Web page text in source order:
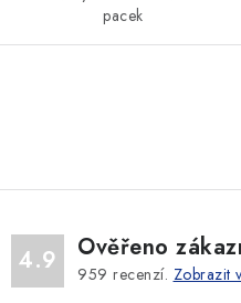
pacek
á
d
a
c
4.9 Ověřeno
959 recenzí. Zobrazit